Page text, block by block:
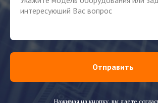
Отправить
Нажимая на кнопку, вы даете